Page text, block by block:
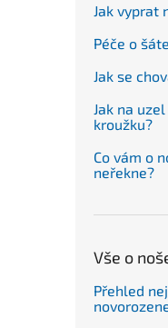
Jak vyprat
Péče o
Jak se
Jak na
kroužku?
Co vám o
neřekne?
Vše o
Přehled